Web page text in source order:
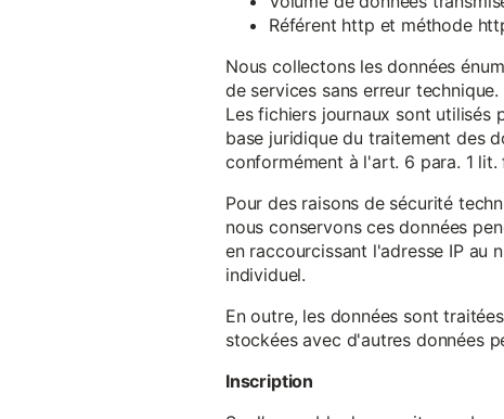
Référent http et méthode
Nous collectons les données
de services sans erreur
Les fichiers journaux sont utilisés
base juridique du traitement des
conformément à l'art. 6 para. 1 lit.
Pour des raisons de sécurité
nous conservons ces données
en raccourcissant l'adresse IP au
individuel.
En outre, les données sont
stockées avec d'autres données
Inscription